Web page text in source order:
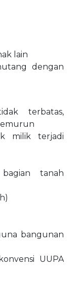
lain
dengan
terbatas,
milik terjadi
tanah
bangunan
UUPA